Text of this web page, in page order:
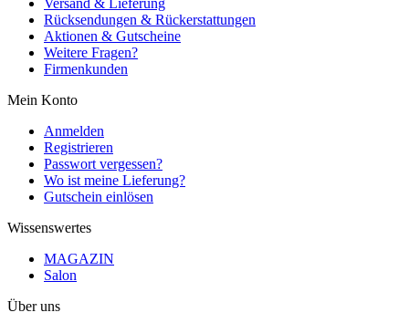
Versand & Lieferung
Rücksendungen & Rückerstattungen
Aktionen & Gutscheine
Weitere Fragen?
Firmenkunden
Mein Konto
Anmelden
Registrieren
Passwort vergessen?
Wo ist meine Lieferung?
Gutschein einlösen
Wissenswertes
MAGAZIN
Salon
Über uns